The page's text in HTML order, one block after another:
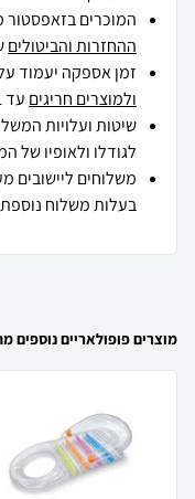
המוכרים בזאפסטור
ההחזרות והביטולים
זמן אספקה יעמוד על מקס' 7 ימי
ולמוצרים חריגים עד 21 ימי עסקים .
שיטות ועלויות
לגודלו ולאופיו של
משלוחים ליישובים
בעלות משלוח
מוצרים פופולאריים נוספים